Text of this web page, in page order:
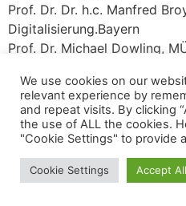
Prof. Dr. Dr. h.c. Manfred
Digitalisierung.Bayern
Prof. Dr. Michael Dowling,
schaffen
Datenschutz
All rights
We use cookies on our
relevant experience by
and repeat visits. By clicking
the use of ALL the cookies.
"Cookie Settings" to provide
Cookie Settings Accept All